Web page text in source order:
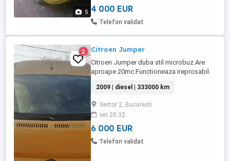
5 4 000 EUR
Telefon validat
2 Citroen Jumper
Citroen Jumper duba stil microbuz.Are
aproape 20mc.Functioneaza ireprosabil.
2009 | diesel | 333000 km
Sector 2, Bucuresti
ieri 20:32
6 000 EUR
Telefon validat